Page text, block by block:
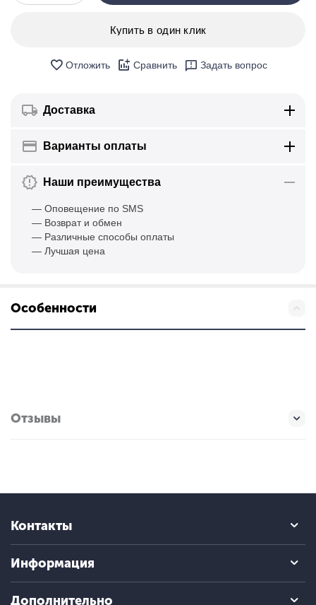
Купить в один клик
Отложить Сравнить Задать вопрос
Доставка
Варианты оплаты
Наши преимущества
— Оповещение по SMS
— Возврат и обмен
— Различные способы оплаты
— Лучшая цена
Особенности
Отзывы
Контакты
Информация
Дополнительно